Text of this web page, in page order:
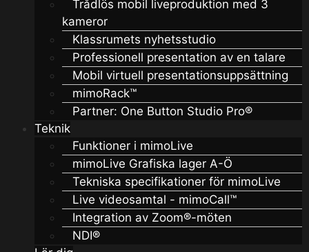
Trådlös mobil liveproduktion med 3
kameror
Klassrumets nyhetsstudio
Professionell presentation av en talare
Mobil virtuell presentationsuppsättning
mimoRack™
Partner: One Button Studio Pro®
Teknik
Funktioner i mimoLive
mimoLive Grafiska lager A-Ö
Tekniska specifikationer för mimoLive
Live videosamtal - mimoCall™
Integration av Zoom®-möten
NDI®